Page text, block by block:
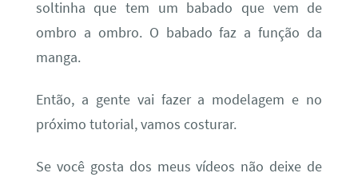
soltinha que tem um babado que vem de
ombro a ombro. O babado faz a função da
manga.
Então, a gente vai fazer a modelagem e no
próximo tutorial, vamos costurar.
Se você gosta dos meus vídeos não deixe de